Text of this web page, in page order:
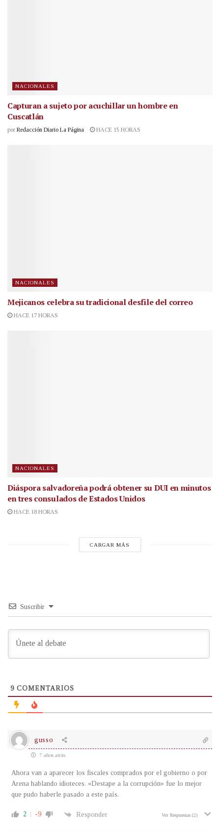
NACIONALES
Capturan a sujeto por acuchillar un hombre en
Cuscatlán
por Redacción Diario La Página HACE 15 HORAS
NACIONALES
Mejicanos celebra su tradicional desfile del correo
HACE 17 HORAS
NACIONALES
Diáspora salvadoreña podrá obtener su DUI en minutos
en tres consulados de Estados Unidos
HACE 18 HORAS
CARGAR MÁS
Suscribir
9 COMENTARIOS
gusso
7 años atrás
Ahora van a aparecer los fiscales comprados por el gobierno o por
Arena hablando idioteces. «Destape a la corrupción» fue lo mejor
que pudo haberle pasado a este país.
2 -9 Responder Ver Respuestas (2)